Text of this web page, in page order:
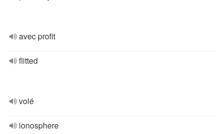
avec profit
flitted
volé
ionosphere